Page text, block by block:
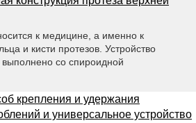
к медицине, а именно к
и кисти протезов. Устройство
со спироидной
крепления и удержания
и универсальное устройство